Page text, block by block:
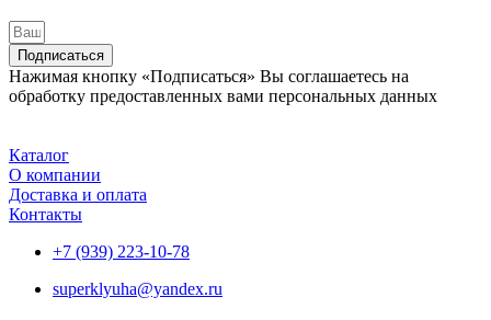
Подписаться
Нажимая кнопку «Подписаться» Вы соглашаетесь на
обработку предоставленных вами персональных данных
Каталог
О компании
Доставка и оплата
Контакты
+7 (939) 223-10-78
superklyuha@yandex.ru